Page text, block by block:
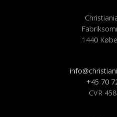
1440
+45 70
CVR